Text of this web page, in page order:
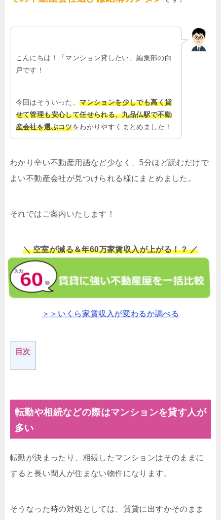
こんにちは！「マンション貸したい」編集部の白
戸です！
今回はそういった、マンションを少しでも高く貸
せて管理も安心して任せられる、九品仏駅で不動
産会社を選ぶコツをわかりやすくまとめました！
わかり辛い不動産用語など少なく、5分ほど読むだけで
よい不動産会社が見つけられる様にまとめました。
それではご案内いたします！
＼ 空室が減る＆年60万家賃収入が上がる！？ ／
＞＞いくら家賃収入が変わるか調べる
目次
転勤や相続などの際はマンションを貸す人が
多い
転勤が決まったり、相続したマンションはそのままに
すると長い間人が住まない物件になります。
そうなった時の対処としては、賃貸に出すかそのまま